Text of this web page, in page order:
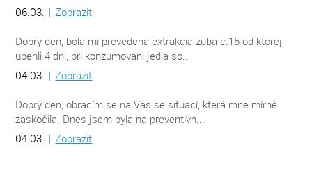
06.03. | Zobrazit
Dobry den, bola mi prevedena extrakcia zuba c.15 od ktorej
ubehli 4 dni, pri konzumovani jedla so...
04.03. | Zobrazit
Dobrý den, obracím se na Vás se situací, která mne mírně
zaskočila. Dnes jsem byla na preventivn...
04.03. | Zobrazit